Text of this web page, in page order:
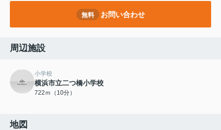
無料 お問い合わせ
周辺施設
小学校
横浜市立二つ橋小学校
722ｍ（10分）
地図